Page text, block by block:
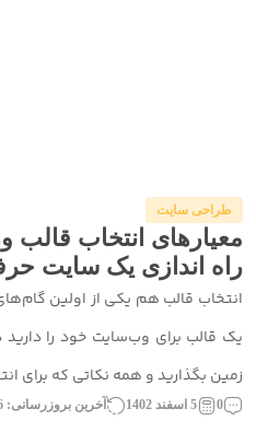
طراحی سایت
معیارهای انتخاب
راه‌ اندازی یک سایت
انتخاب قالب هم یکی از اولین
یک قالب برای وب‌سایت خود را
زمین بگذارید و همه نکاتی که برای
0 5 اسفند 1402 آخرین بروزرسانی: 16 خرداد 1405